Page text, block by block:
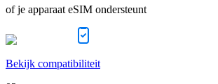
of je apparaat eSIM ondersteunt
Bekijk compatibiliteit